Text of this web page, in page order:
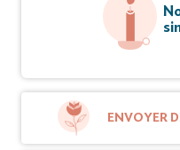
ENVOYER